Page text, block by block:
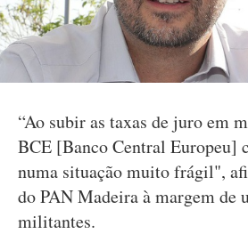
“Ao subir as taxas de juro em
BCE [Banco Central Europeu]
numa situação muito frágil",
do PAN Madeira à margem de
militantes.